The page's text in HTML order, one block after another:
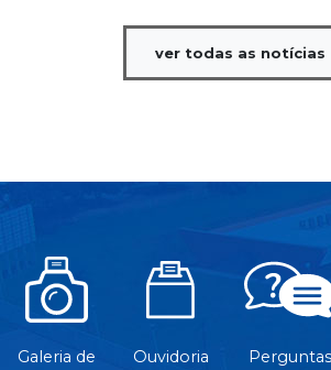
ver todas as notícias
Galeria de
Ouvidoria
Perguntas